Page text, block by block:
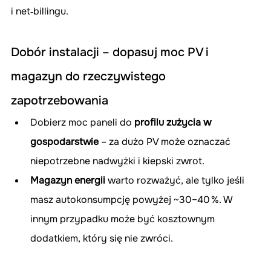
i net‑billingu.
Dobór instalacji – dopasuj moc PV i
magazyn do rzeczywistego
zapotrzebowania
Dobierz moc paneli do profilu zużycia w
gospodarstwie – za dużo PV może oznaczać
niepotrzebne nadwyżki i kiepski zwrot.
Magazyn energii warto rozważyć, ale tylko jeśli
masz autokonsumpcję powyżej ~30–40 %. W
innym przypadku może być kosztownym
dodatkiem, który się nie zwróci.